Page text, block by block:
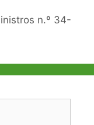
n.º 34-